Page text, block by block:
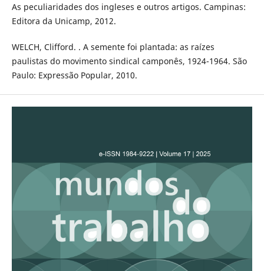
As peculiaridades dos ingleses e outros artigos. Campinas:
Editora da Unicamp, 2012.
WELCH, Clifford. . A semente foi plantada: as raízes
paulistas do movimento sindical camponês, 1924-1964. São
Paulo: Expressão Popular, 2010.